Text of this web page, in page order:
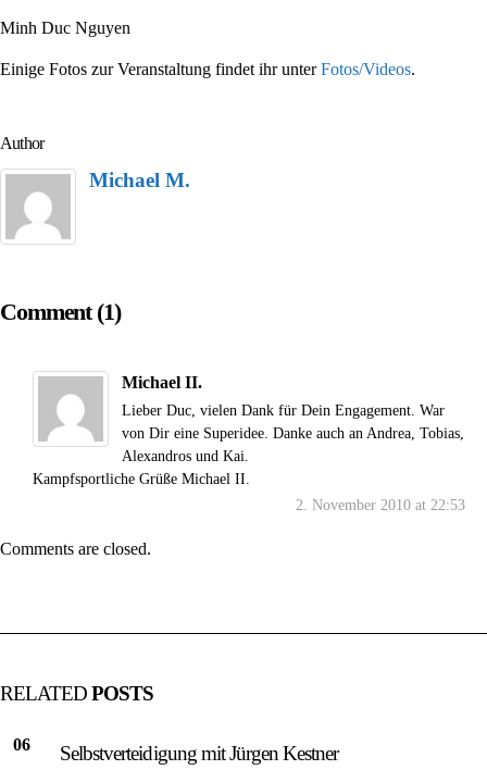
Minh Duc Nguyen
Einige Fotos zur Veranstaltung findet ihr unterFotos/Videos.
Author
Michael M.
Comment (1)
Michael II.
Lieber Duc, vielen Dank für Dein Engagement. War
von Dir eine Superidee. Danke auch an Andrea, Tobias,
Alexandros und Kai.
Kampfsportliche Grüße Michael II.
2. November 2010 at 22:53
Comments are closed.
RELATEDPOSTS
06 Selbstverteidigung mit Jürgen Kestner